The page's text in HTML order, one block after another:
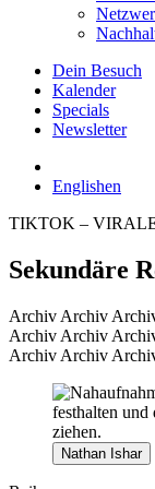
Dein Besuch
Kalender
Specials
Newsletter
Englishen
TIKTOK –
Sekundäre
Archiv Archiv
Archiv Archiv
Archiv Archiv
Nathan Ishar